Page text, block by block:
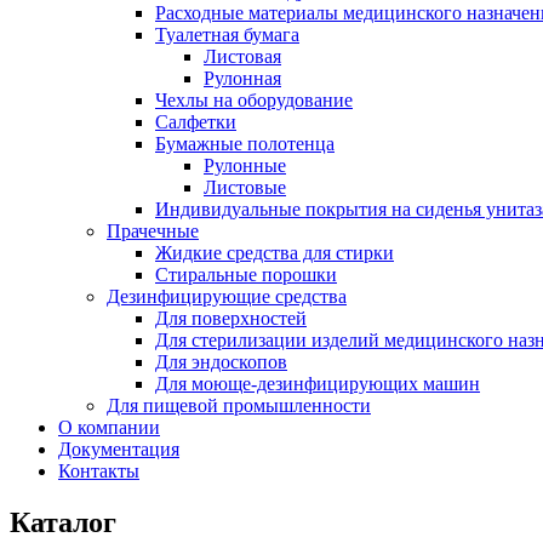
Расходные материалы медицинского
Туалетная бумага
Листовая
Рулонная
Чехлы на оборудование
Салфетки
Бумажные полотенца
Рулонные
Листовые
Индивидуальные покрытия на сиденья
Прачечные
Жидкие средства для стирки
Стиральные порошки
Дезинфицирующие средства
Для поверхностей
Для стерилизации изделий медицинского
Для эндоскопов
Для моюще-дезинфицирующих машин
Для пищевой промышленности
О компании
Документация
Контакты
Каталог